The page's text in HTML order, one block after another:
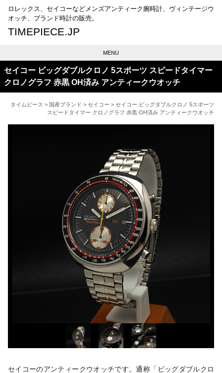
ロレックス、セイコーなどメンズアンティーク腕時計、ヴィンテージウ
オッチ、ブランド時計の販売。
TIMEPIECE.JP
MENU
セイコー ビッグダブルクロノ 5スポーツ スピードタイマー
クロノグラフ 赤黒 OH済み アンティークウオッチ
タイムピース > 国産ブランド > セイコー > セイコー ビッグダブルクロノ 5スポーツ
スピードタイマー クロノグラフ 赤黒 OH済み アンティークウオッチ
セイコーのアンティークウオッチです。通称「ビッグダブルクロ